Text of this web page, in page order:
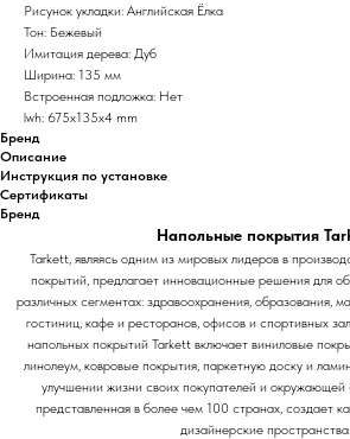
Рисунок укладки: Английская Ёлка
Тон: Бежевый
Имитация дерева: Дуб
Ширина: 135 мм
Встроенная подложка: Нет
lwh: 675x135x4 mm
Бренд
Описание
Инструкция по установке
Сертификаты
Бренд
Напольные покрытия
Tarkett, являясь одним из мировых лидеров в
покрытий, предлагает инновационные решения для
различных сегментах: здравоохранения, образования,
гостиниц, кафе и ресторанов, офисов и спортивных
напольных покрытий Tarkett включает виниловые
линолеум, ковровые покрытия, паркетную доску и
улучшении жизни своих покупателей и окружающей
представленная в более чем 100 странах, создает
дизайнерские пространства.